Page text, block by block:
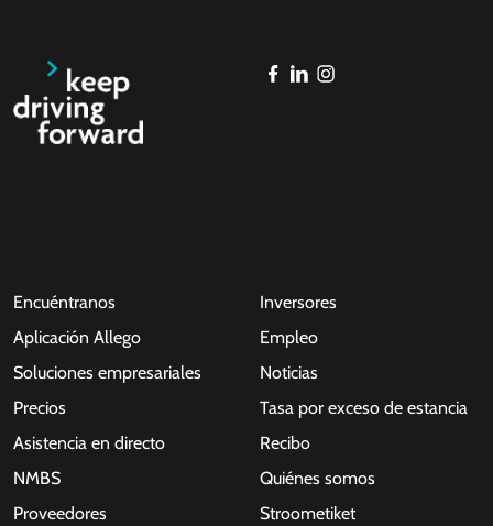
Encuéntranos
Aplicación Allego
Soluciones empresariales
Precios
Asistencia en directo
NMBS
Proveedores
Inversores
Empleo
Noticias
Tasa por exceso de estancia
Recibo
Quiénes somos
Stroometiket